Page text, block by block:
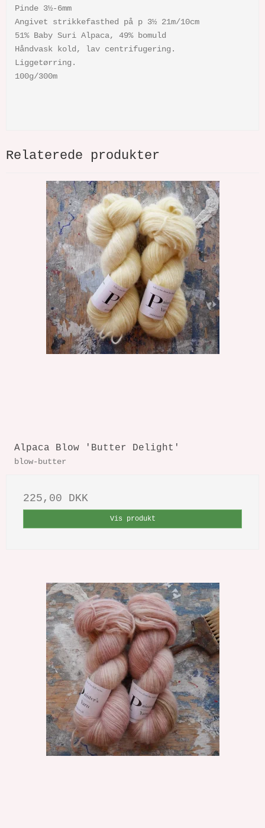
Pinde 3½-6mm
Angivet strikkefasthed på p 3½ 21m/10cm
51% Baby Suri Alpaca, 49% bomuld
Håndvask kold, lav centrifugering.
Liggetørring.
100g/300m
Relaterede produkter
Alpaca Blow 'Butter Delight'
blow-butter
225,00 DKK
Vis produkt